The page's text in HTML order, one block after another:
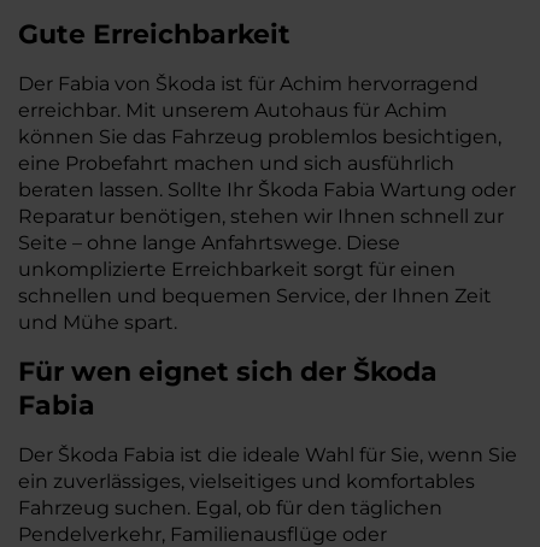
Gute Erreichbarkeit
Der Fabia von Škoda ist für Achim hervorragend
erreichbar. Mit unserem Autohaus für Achim
können Sie das Fahrzeug problemlos besichtigen,
eine Probefahrt machen und sich ausführlich
beraten lassen. Sollte Ihr Škoda Fabia Wartung oder
Reparatur benötigen, stehen wir Ihnen schnell zur
Seite – ohne lange Anfahrtswege. Diese
unkomplizierte Erreichbarkeit sorgt für einen
schnellen und bequemen Service, der Ihnen Zeit
und Mühe spart.
Für wen eignet sich der Škoda
Fabia
Der Škoda Fabia ist die ideale Wahl für Sie, wenn Sie
ein zuverlässiges, vielseitiges und komfortables
Fahrzeug suchen. Egal, ob für den täglichen
Pendelverkehr, Familienausflüge oder